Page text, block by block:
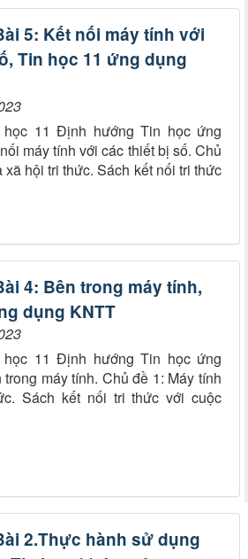
5: Kết nối máy tính với
Tin học 11 ứng dụng
11 Định hướng Tin học ứng
máy tính với các thiết bị số. Chủ
xã hội tri thức. Sách kết nối tri thức
4: Bên trong máy tính,
dụng KNTT
11 Định hướng Tin học ứng
máy tính. Chủ đề 1: Máy tính
Sách kết nối tri thức với cuộc
2.Thực hành sử dụng